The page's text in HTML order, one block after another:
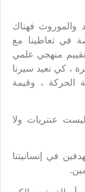
والموروث فهناك
في تعاطينا مع
منهجي علمي
، كي نعيد سيرنا
الحركة ، وقيمة
عنتريات ولا
في إنسانيتنا